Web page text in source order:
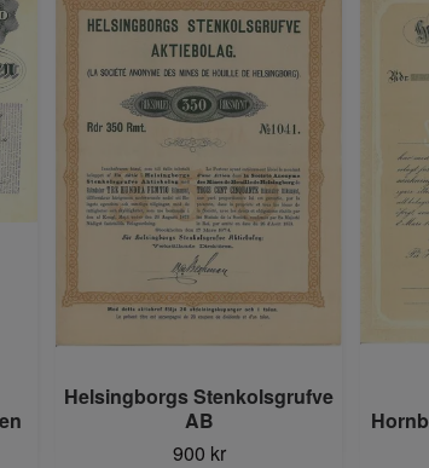
Helsingborgs Stenkolsgrufve
AB
900 kr